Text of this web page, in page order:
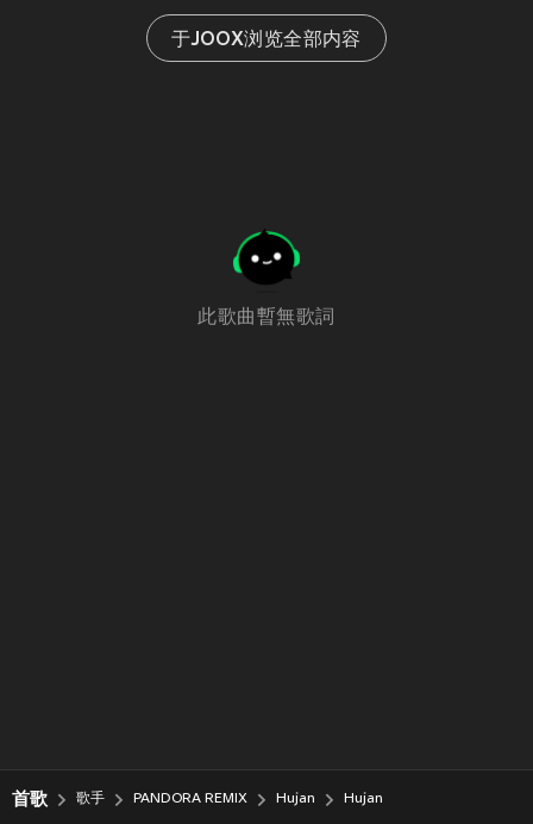
于JOOX浏览全部内容
此歌曲暫無歌詞
首歌 歌手 PANDORA REMIX Hujan Hujan